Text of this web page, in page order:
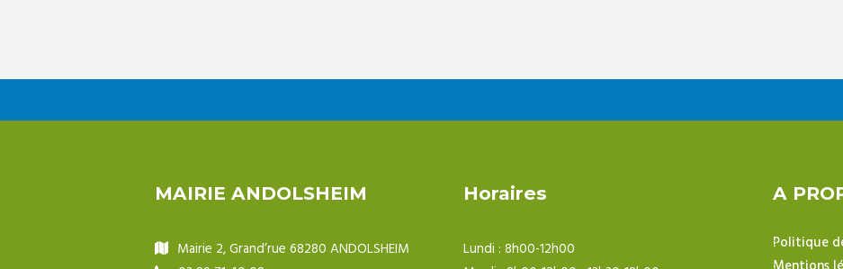
MAIRIE ANDOLSHEIM
Mairie 2, Grand’rue 68280 ANDOLSHEIM
Horaires
Lundi : 8h00-12h00
A
Politique